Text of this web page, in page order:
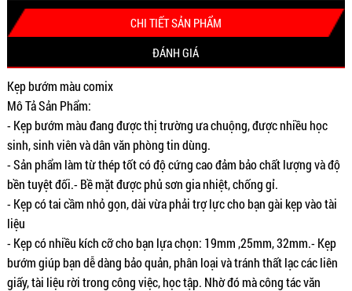
CHI TIẾT SẢN PHẨM
ĐÁNH GIÁ
Kẹp bướm màu comix
Mô Tả Sản Phẩm:
- Kẹp bướm màu đang được thị trường ưa chuộng, được nhiều học
sinh, sinh viên và dân văn phòng tin dùng.
- Sản phẩm làm từ thép tốt có độ cứng cao đảm bảo chất lượng và độ
bền tuyệt đối.- Bề mặt được phủ sơn gia nhiệt, chống gỉ.
- Kẹp có tai cầm nhỏ gọn, dài vừa phải trợ lực cho bạn gài kẹp vào tài
liệu
- Kẹp có nhiều kích cỡ cho bạn lựa chọn: 19mm ,25mm, 32mm.- Kẹp
bướm giúp bạn dễ dàng bảo quản, phân loại và tránh thất lạc các liên
giấy, tài liệu rời trong công việc, học tập. Nhờ đó mà công tác văn